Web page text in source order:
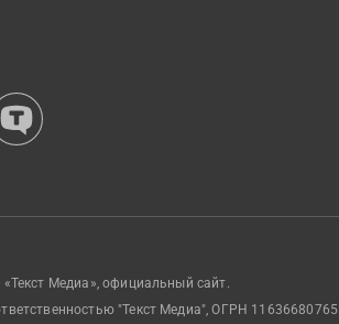
Медиа», официальный сайт.
"Текст Медиа", ОГРН